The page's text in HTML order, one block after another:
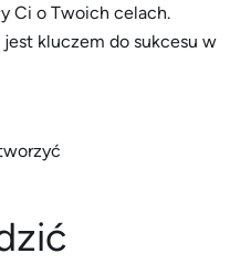
Ci o Twoich celach.
jest kluczem do sukcesu w